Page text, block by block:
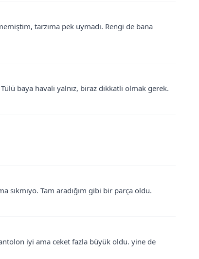
tarzıma pek uymadı. Rengi de bana
baya havali yalnız, biraz dikkatli olmak gerek.
sıkmıyo. Tam aradığım gibi bir parça oldu.
iyi ama ceket fazla büyük oldu. yine de